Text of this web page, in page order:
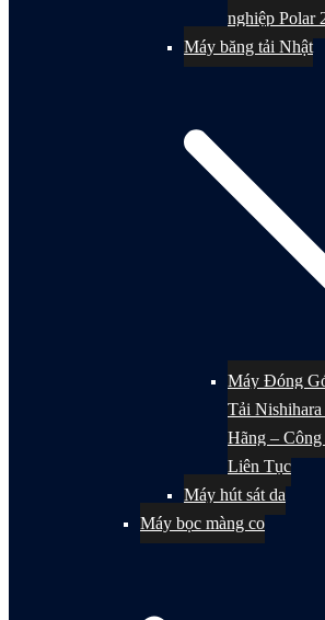
nghiệp Polar
Máy băng tải Nhật
Máy Đóng
Tải
Hãng –
Liên Tục
Máy hút sát da
Máy bọc màng co